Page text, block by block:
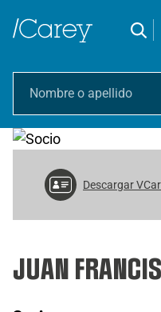
Descargar
JUAN